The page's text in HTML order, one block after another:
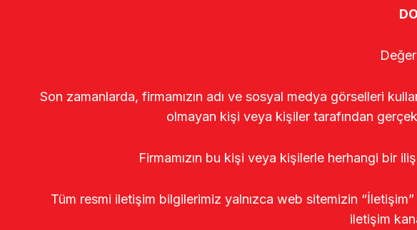
Son zamanlarda, firmamızın adı ve sosyal medya görselleri
olmayan kişi veya kişiler tarafından
Firmamızın bu kişi veya kişilerle herhangi bir
Tüm resmi iletişim bilgilerimiz yalnızca web sitemizin
iletişim